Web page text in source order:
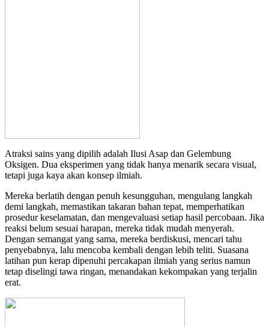
Atraksi sains yang dipilih adalah Ilusi Asap dan Gelembung
Oksigen. Dua eksperimen yang tidak hanya menarik secara visual,
tetapi juga kaya akan konsep ilmiah.
Mereka berlatih dengan penuh kesungguhan, mengulang langkah
demi langkah, memastikan takaran bahan tepat, memperhatikan
prosedur keselamatan, dan mengevaluasi setiap hasil percobaan. Jika
reaksi belum sesuai harapan, mereka tidak mudah menyerah.
Dengan semangat yang sama, mereka berdiskusi, mencari tahu
penyebabnya, lalu mencoba kembali dengan lebih teliti. Suasana
latihan pun kerap dipenuhi percakapan ilmiah yang serius namun
tetap diselingi tawa ringan, menandakan kekompakan yang terjalin
erat.